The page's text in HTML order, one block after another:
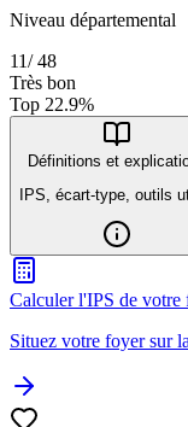
Niveau départemental
11/48
Très bon
Top 22.9%
Définitions et
IPS, écart-type, outils
Calculer l'IPS de votre
Situez votre foyer sur